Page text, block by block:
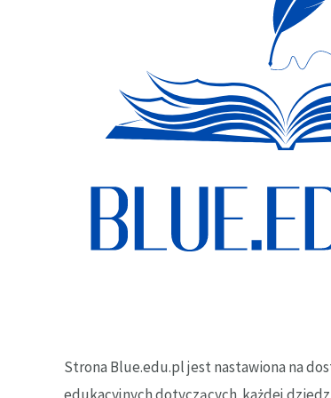
Strona Blue.edu.pl jest nastawiona na